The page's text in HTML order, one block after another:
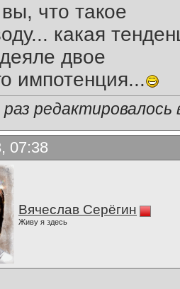
что такое
какая
двое
импотенция...
07:38
Вячеслав Серёгин
Живу я здесь